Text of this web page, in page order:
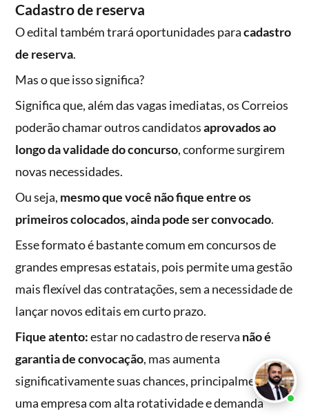
Cadastro de reserva
O edital também trará oportunidades paracadastro
de reserva.
Mas o que isso significa?
Significa que, além das vagas imediatas, os Correios
poderão chamar outros candidatosaprovados ao
longo da validade do concurso, conforme surgirem
novas necessidades.
Ou seja, mesmo que você não fique entre os
primeiros colocados, ainda pode ser convocado.
Esse formato é bastante comum em concursos de
grandes empresas estatais, pois permite uma gestão
mais flexível das contratações, sem a necessidade de
lançar novos editais em curto prazo.
Fique atento:estar no cadastro de reserva não é
garantia de convocação, mas aumenta
significativamente suas chances, principalmente em
uma empresa com alta rotatividade e demanda